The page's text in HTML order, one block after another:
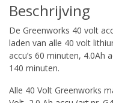
Beschrijving
De Greenworks 40 volt
laden van alle 40 volt
accu’s 60 minuten, 4.0Ah
140 minuten.
Alle 40 Volt Greenworks